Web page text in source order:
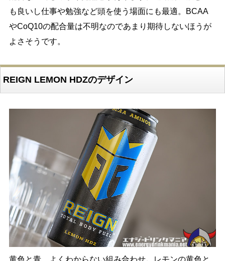
も良いし仕事や勉強など頭を使う場面にも最適。BCAA
やCoQ10の配合量は不明なのであまり期待しないほうが
よさそうです。
REIGN LEMON HDZのデザイン
黄色と青、よくわからない組み合わせ。レモンの黄色と